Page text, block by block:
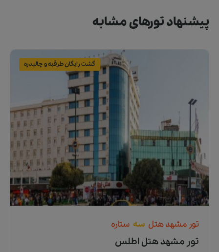
پیشنهاد تورهای مشابه
گشت رایگان طرقبه و چالیدره
تور مشهدهتل سه ستاره
تور مشهد هتل اطلس